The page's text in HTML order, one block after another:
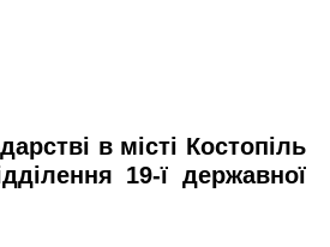
в місті Костопіль
19-ї державної